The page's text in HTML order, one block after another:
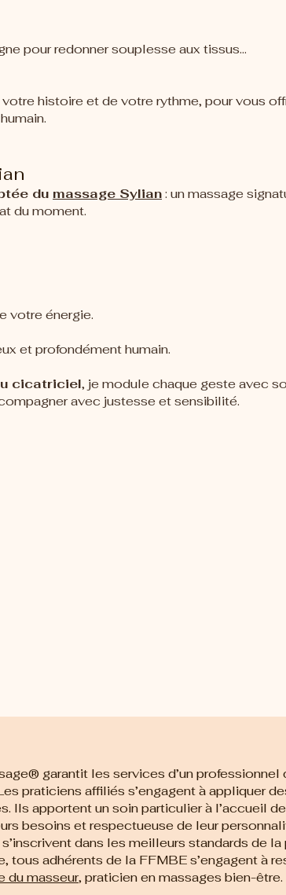
pour redonner souplesse aux tissus…
histoire et de votre rythme, pour vous
du massage Sylian: un massage
du moment.
votre énergie.
et profondément humain.
cicatriciel, je module chaque geste avec
avec justesse et sensibilité.
garantit les services d’un
praticiens affiliés s’engagent à appliquer
Ils apportent un soin particulier à l’accueil
besoins et respectueuse de leur
dans les meilleurs standards de
tous adhérents de la FFMBE s’engagent à
du masseur, praticien en massages bien-être.